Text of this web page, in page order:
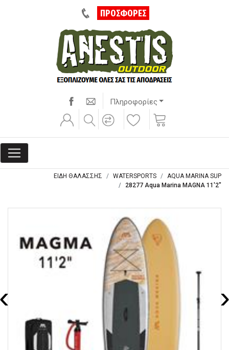
ΠΡΟΣΦΟΡΕΣ
Πληροφορίες
ΕΙΔΗ ΘΑΛΑΣΣΗΣ WATERSPORTS
AQUA MARINA SUP
28277 Aqua Marina MAGNA 11'2"